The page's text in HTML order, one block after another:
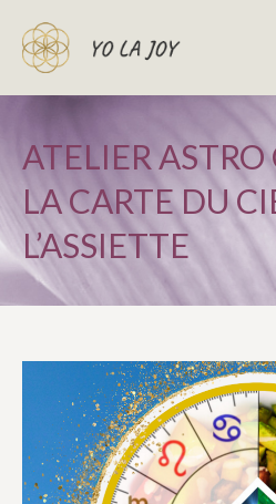
ATELIER
LA CARTE DU
L’ASSIETTE